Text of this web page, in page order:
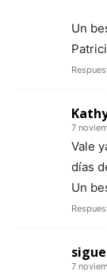
Un
7
Vale
días
Un
7